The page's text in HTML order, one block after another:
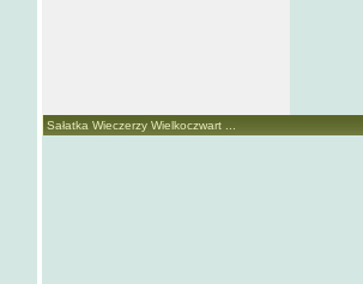
Sałatka Wieczerzy Wielkoczwart ...